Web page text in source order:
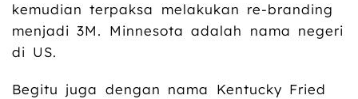
kemudian terpaksa melakukan re-branding
menjadi 3M. Minnesota adalah nama negeri
di US.
Begitu juga dengan nama Kentucky Fried